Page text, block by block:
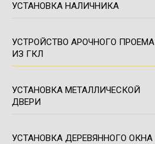
УСТАНОВКА НАЛИЧНИКА
УСТРОЙСТВО АРОЧНОГО ПРОЕМА
ИЗ ГКЛ
УСТАНОВКА МЕТАЛЛИЧЕСКОЙ
ДВЕРИ
УСТАНОВКА ДЕРЕВЯННОГО ОКНА